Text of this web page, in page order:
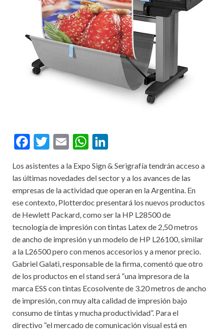
F
e
b
o
o
k
T
itt
er
E
ai
l
W
at
s
A
p
p
ke
dI
n
Los asistentes a la Expo Sign & Serigrafía tendrán acceso a
las últimas novedades del sector y a los avances de las
empresas de la actividad que operan en la Argentina. En
ese contexto, Plotterdoc presentará los nuevos productos
de Hewlett Packard, como ser la HP L28500 de
tecnología de impresión con tintas Latex de 2,50 metros
de ancho de impresión y un modelo de HP L26100, similar
a la L26500 pero con menos accesorios y a menor precio.
Gabriel Galati, responsable de la firma, comentó que otro
de los productos en el stand será “una impresora de la
marca ESS con tintas Ecosolvente de 3.20 metros de ancho
de impresión, con muy alta calidad de impresión bajo
consumo de tintas y mucha productividad”. Para el
directivo “el mercado de comunicación visual está en